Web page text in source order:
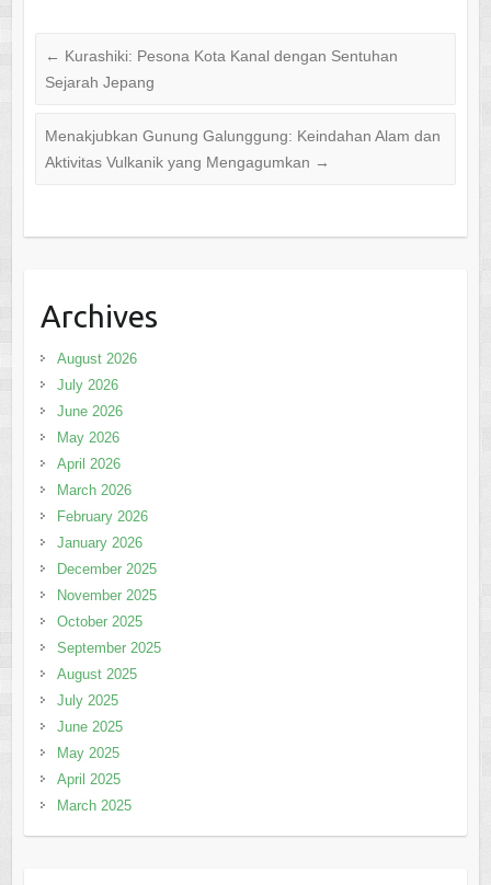
← Kurashiki: Pesona Kota Kanal dengan Sentuhan
Sejarah Jepang
Menakjubkan Gunung Galunggung: Keindahan Alam dan
Aktivitas Vulkanik yang Mengagumkan →
Archives
August 2026
July 2026
June 2026
May 2026
April 2026
March 2026
February 2026
January 2026
December 2025
November 2025
October 2025
September 2025
August 2025
July 2025
June 2025
May 2025
April 2025
March 2025